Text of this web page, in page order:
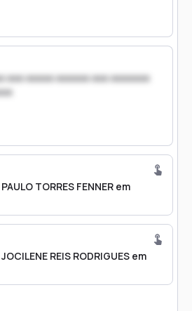
xxx xxxxx xxxxxx xxx xxxxxxx
TORRES FENNER em
REIS RODRIGUES em